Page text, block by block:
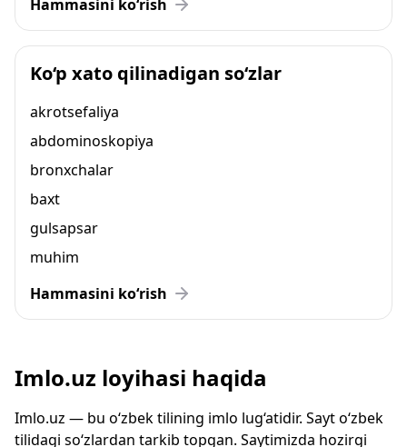
Hammasini ko‘rish
Ko‘p xato qilinadigan so‘zlar
akrotsefaliya
abdominoskopiya
bronxchalar
baxt
gulsapsar
muhim
Hammasini ko‘rish
Imlo.uz loyihasi haqida
Imlo.uz — bu o‘zbek tilining imlo lug‘atidir. Sayt o‘zbek
tilidagi so‘zlardan tarkib topgan. Saytimizda hozirgi